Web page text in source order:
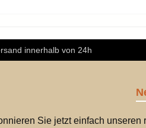
innerhalb von 24h
Sie jetzt einfach